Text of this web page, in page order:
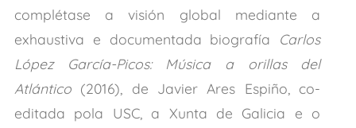
complétase a visión global mediante a
exhaustiva e documentada biografía Carlos
López García-Picos: Música a orillas del
Atlántico(2016), de Javier Ares Espiño, co-
editada pola USC, a Xunta de Galicia e o